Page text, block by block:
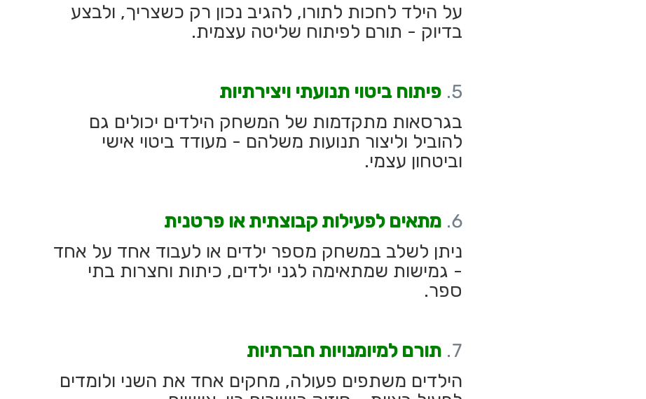
על הילד לחכות לתורו, להגיב נכון רק כשצריך, ולבצע
בדיוק - תורם לפיתוח שליטה עצמית.
פיתוח ביטוי תנועתי ויצירתיות
בגרסאות מתקדמות של המשחק הילדים יכולים גם
להוביל וליצור תנועות משלהם - מעודד ביטוי אישי
וביטחון עצמי.
מתאים לפעילות קבוצתית או פרטנית
ניתן לשלב במשחק מספר ילדים או לעבוד אחד על אחד
- גמישות שמתאימה לגני ילדים, כיתות וחצרות בתי
ספר.
תורם למיומנויות חברתיות
הילדים משתפים פעולה, מחקים אחד את השני ולומדים